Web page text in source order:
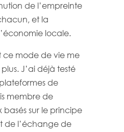
de l’empreinte
et la
locale.
ce mode de vie me
J’ai déjà testé
de
membre de
basés sur le principe
de l’échange de